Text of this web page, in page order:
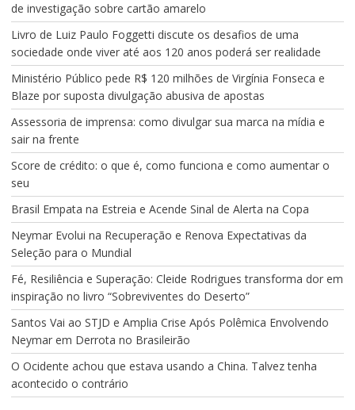
de investigação sobre cartão amarelo
Livro de Luiz Paulo Foggetti discute os desafios de uma
sociedade onde viver até aos 120 anos poderá ser realidade
Ministério Público pede R$ 120 milhões de Virgínia Fonseca e
Blaze por suposta divulgação abusiva de apostas
Assessoria de imprensa: como divulgar sua marca na mídia e
sair na frente
Score de crédito: o que é, como funciona e como aumentar o
seu
Brasil Empata na Estreia e Acende Sinal de Alerta na Copa
Neymar Evolui na Recuperação e Renova Expectativas da
Seleção para o Mundial
Fé, Resiliência e Superação: Cleide Rodrigues transforma dor em
inspiração no livro “Sobreviventes do Deserto”
Santos Vai ao STJD e Amplia Crise Após Polêmica Envolvendo
Neymar em Derrota no Brasileirão
O Ocidente achou que estava usando a China. Talvez tenha
acontecido o contrário